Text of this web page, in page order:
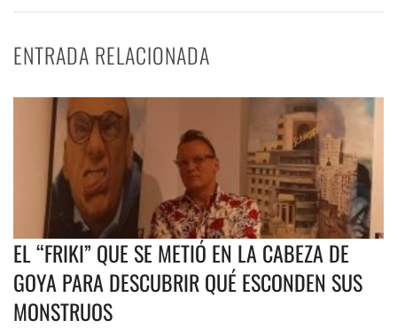
ENTRADA RELACIONADA
EL “FRIKI” QUE SE METIÓ EN LA CABEZA DE
GOYA PARA DESCUBRIR QUÉ ESCONDEN SUS
MONSTRUOS